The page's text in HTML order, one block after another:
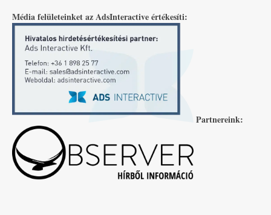
Média felületeinket az AdsInteractive értékesíti:
Partnereink: